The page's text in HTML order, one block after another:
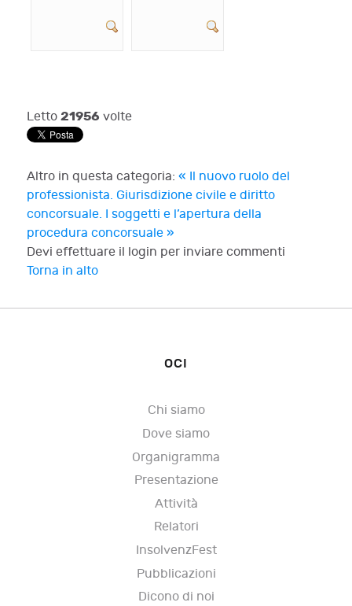
Letto 21956 volte
Altro in questa categoria: « Il nuovo ruolo del
professionista. Giurisdizione civile e diritto
concorsuale. I soggetti e l’apertura della
procedura concorsuale »
Devi effettuare il login per inviare commenti
Torna in alto
OCI
Chi siamo
Dove siamo
Organigramma
Presentazione
Attività
Relatori
InsolvenzFest
Pubblicazioni
Dicono di noi